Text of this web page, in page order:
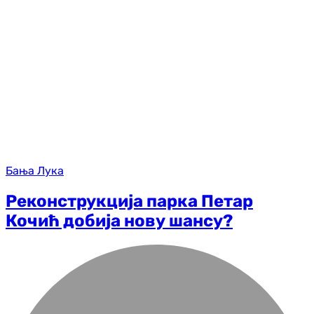
Бања Лука
Реконструкција парка Петар
Кочић добија нову шансу?